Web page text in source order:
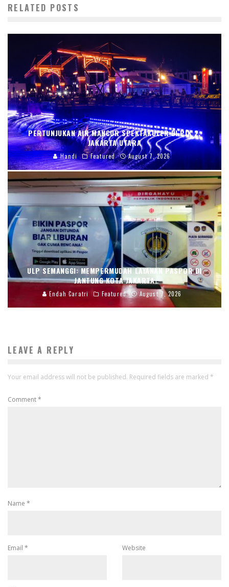
RELATED POSTS
PERTUNJUKAN AIR MANCUR SPEKTAKULER DI PIK 2,
JAKARTA UTARA
Handi Featured August 7, 2026
ULP SEMANGGI: MEMPERMUDAH LAYANAN PASPOR DI
JANTUNG KOTA JAKARTA
Endah Caratri Featured August 7, 2026
LEAVE A REPLY
Your email address will not be published. Required fields are marked *
Comment*
Name *
Email * Website